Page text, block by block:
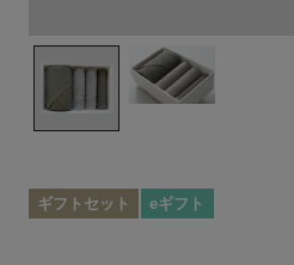
ギフトセット eギフト